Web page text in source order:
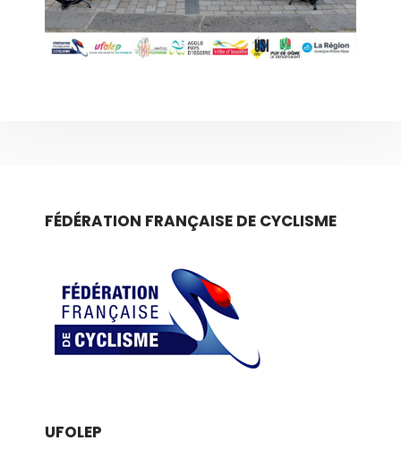
FÉDÉRATION FRANÇAISE DE CYCLISME
UFOLEP